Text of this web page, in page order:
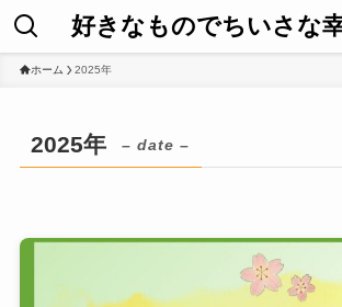
好きなものでちいさな幸
ホーム 2025年
2025年 – date –